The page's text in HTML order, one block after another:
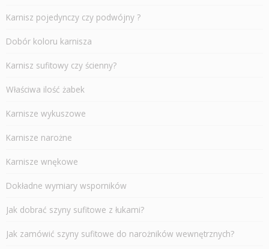
Karnisz pojedynczy czy podwójny ?
Dobór koloru karnisza
Karnisz sufitowy czy ścienny?
Właściwa ilość żabek
Karnisze wykuszowe
Karnisze narożne
Karnisze wnękowe
Dokładne wymiary wsporników
Jak dobrać szyny sufitowe z łukami?
Jak zamówić szyny sufitowe do narożników wewnętrznych?